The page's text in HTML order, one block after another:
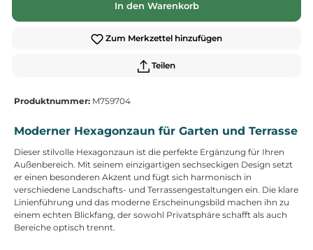
In den Warenkorb
Zum Merkzettel hinzufügen
Teilen
Produktnummer: M759704
Moderner Hexagonzaun für Garten und Terrasse
Dieser stilvolle Hexagonzaun ist die perfekte Ergänzung für Ihren
Außenbereich. Mit seinem einzigartigen sechseckigen Design setzt
er einen besonderen Akzent und fügt sich harmonisch in
verschiedene Landschafts- und Terrassengestaltungen ein. Die klare
Linienführung und das moderne Erscheinungsbild machen ihn zu
einem echten Blickfang, der sowohl Privatsphäre schafft als auch
Bereiche optisch trennt.